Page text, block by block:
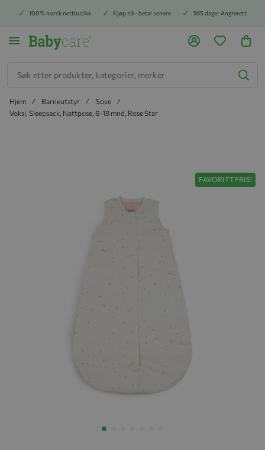
100% norsk nettbutikk Kjøp nå - betal senere 365 dager Angrerett
Hjem Barneutstyr
Sove
Voksi, Sleepsack, Nattpose, 6-18 mnd, Rose Star
FAVORITTPRIS!